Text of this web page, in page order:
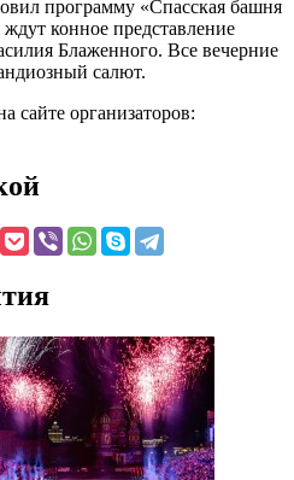
программу «Спасская башня
конное представление
Блаженного. Все вечерние
салют.
сайте организаторов: